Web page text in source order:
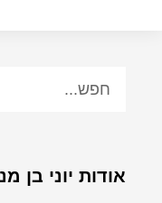
אודות יוני בן